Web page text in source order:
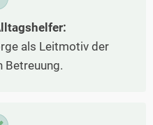
als Leitmotiv der
Betreuung.